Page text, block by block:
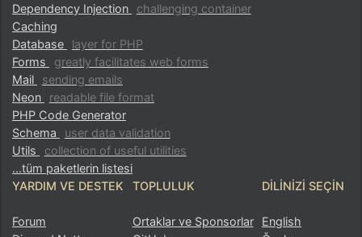
Dependency Injection
challenging container
Caching
Database
layer for PHP
Forms
greatly facilitates web forms
Mail
sending emails
Neon
readable file format
PHP Code Generator
Schema
user data validation
Utils
collection of useful utilities
...tüm paketlerin listesi
YARDIM VE DESTEK
Forum
TOPLULUK
Ortaklar ve Sponsorlar
DILINIZI SEÇIN
English